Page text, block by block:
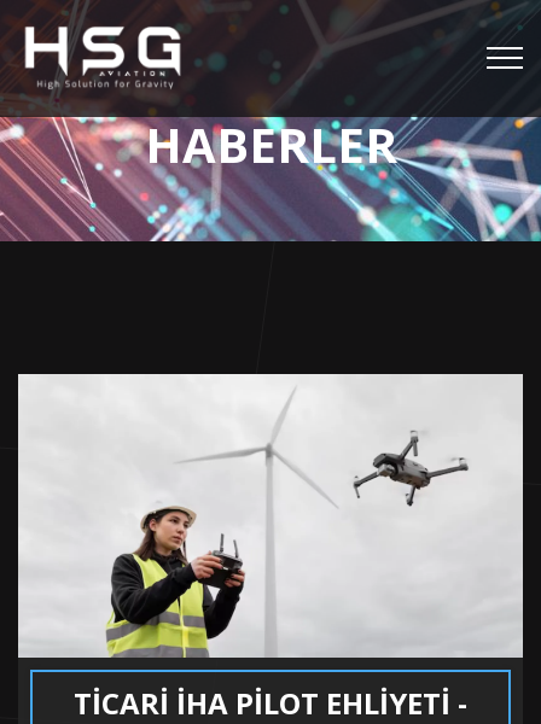
HABERLER
TICARI İHA PILOT EHLIYETI -